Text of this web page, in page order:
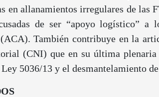
en allanamientos irregulares de
de ser “apoyo logístico”
También contribuye en la
(CNI) que en su última
5036/13 y el desmantelamiento